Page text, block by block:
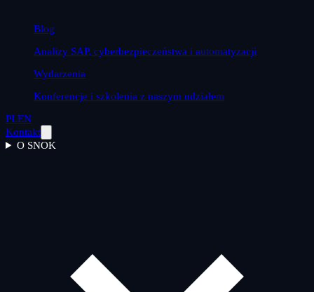
Blog
Analizy SAP, cyberbezpieczeństwa i automatyzacji
Wydarzenia
Konferencje i szkolenia z naszym udziałem
PLEN
Kontakt
O SNOK